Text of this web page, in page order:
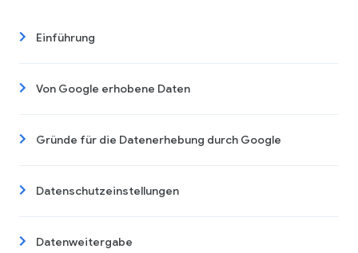
Einführung
Von Google erhobene Daten
Gründe für die Datenerhebung durch Google
Datenschutzeinstellungen
Datenweitergabe